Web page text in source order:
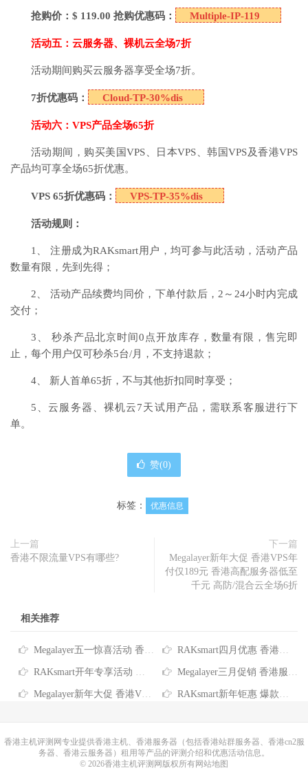
抢购价：$ 119.00 抢购优惠码： Multiple-IP-119
活动五：云服务器、裸机云全场7折
活动期间购买云服务器享受全场7折。
7折优惠码： Cloud-TP-30%dis
活动六：VPS产品全场65折
活动期间，购买美国VPS、日本VPS、韩国VPS及香港VPS
产品均可享全场65折优惠。
VPS 65折优惠码： VPS-TP-35%dis
活动规则：
1、 注册成为RAKsmart用户，均可参与此活动，活动产品
数量有限，先到先得；
2、 活动产品续费均同价，下单付款后，2～24小时内完成
交付；
3、 秒杀产品北京时间0点开放库存，数量有限，售完即
止，每个用户仅可秒杀5台/月，不支持退款；
4、 新人首单65折，不与其他折扣同时享受；
5、云服务器、裸机云7天试用产品，需联系客服进行下
单。
赞(0)
标签： 优惠信息
上一篇
香港不限流量VPS有哪些?
下一篇
Megalayer新年大促 香港VPS年
付仅189元 香港高配服务器低至
千元 高防/混合云全场6折
相关推荐
Megalayer五一惊喜活动 香港服务器299元/月 VPS首次5折秒杀 RAKsmart四月优惠 香港云服务器仅$19.9/年 VPS低至$0.99 爆款服务器次月免费
RAKsmart开年专享活动 香港VPS/云服务器仅$19.9/年 爆款产品$0.99秒杀 Megalayer三月促销 香港服务器仅399元/月 年付VPS低至189元 混合云/高防服务器6折
Megalayer新年大促 香港VPS年付仅189元 香港高配服务器低至千元 高防/混合云全场6折 RAKsmart新年钜惠 爆款服务器$20秒杀 香港裸机云低至$119 VPS全场6折 云服务器7折
香港主机评测网专业提供香港主机、香港服务器（包括香港站群服务器、香港cn2服
务器、香港云服务器）租用等产品的评测介绍和优惠活动信息。
© 2026香港主机评测网版权所有网站地图